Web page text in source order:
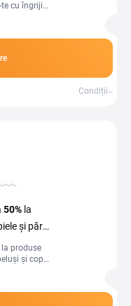
cu îngrijire
Condiții
50% la
și păr
la produse
și copii!